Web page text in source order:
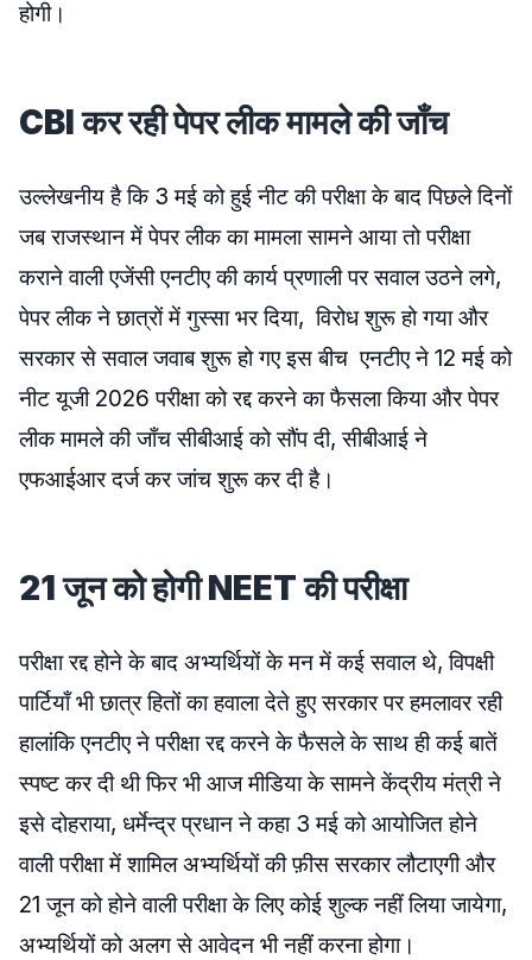
होगी।
CBI कर रही पेपर लीक मामले की जाँच
उल्लेखनीय है कि 3 मई को हुई नीट की परीक्षा के बाद पिछले दिनों
जब राजस्थान में पेपर लीक का मामला सामने आया तो परीक्षा
कराने वाली एजेंसी एनटीए की कार्य प्रणाली पर सवाल उठने लगे,
पेपर लीक ने छात्रों में गुस्सा भर दिया, विरोध शुरू हो गया और
सरकार से सवाल जवाब शुरू हो गए इस बीच एनटीए ने 12 मई को
नीट यूजी 2026 परीक्षा को रद्द करने का फैसला किया और पेपर
लीक मामले की जाँच सीबीआई को सौंप दी, सीबीआई ने
एफआईआर दर्ज कर जांच शुरू कर दी है।
21 जून को होगी NEET की परीक्षा
परीक्षा रद्द होने के बाद अभ्यर्थियों के मन में कई सवाल थे, विपक्षी
पार्टियाँ भी छात्र हितों का हवाला देते हुए सरकार पर हमलावर रही
हालांकि एनटीए ने परीक्षा रद्द करने के फैसले के साथ ही कई बातें
स्पष्ट कर दी थी फिर भी आज मीडिया के सामने केंद्रीय मंत्री ने
इसे दोहराया, धर्मेन्द्र प्रधान ने कहा 3 मई को आयोजित होने
वाली परीक्षा में शामिल अभ्यर्थियों की फ़ीस सरकार लौटाएगी और
21 जून को होने वाली परीक्षा के लिए कोई शुल्क नहीं लिया जायेगा,
अभ्यर्थियों को अलग से आवेदन भी नहीं करना होगा।